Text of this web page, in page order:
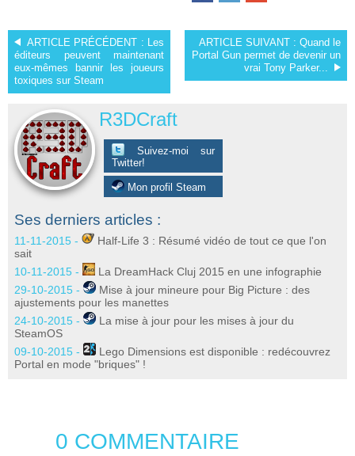
ARTICLE PRÉCÉDENT : Les
éditeurs peuvent maintenant
eux-mêmes bannir les joueurs
toxiques sur Steam
ARTICLE SUIVANT : Quand le
Portal Gun permet de devenir un
vrai Tony Parker...
R3DCraft
Suivez-moi sur
Twitter!
Mon profil Steam
Ses derniers articles :
11-11-2015 -
Half-Life 3 : Résumé vidéo de tout ce que l'on
sait
10-11-2015 -
La DreamHack Cluj 2015 en une infographie
29-10-2015 -
Mise à jour mineure pour Big Picture : des
ajustements pour les manettes
24-10-2015 -
La mise à jour pour les mises à jour du
SteamOS
09-10-2015 -
Lego Dimensions est disponible : redécouvrez
Portal en mode "briques" !
0 COMMENTAIRE